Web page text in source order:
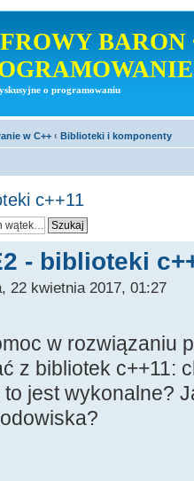
BARON
o programowaniu
w C++ ‹ Biblioteki i komponenty
c++11
- biblioteki
22 kwietnia 2017, 01:27
w rozwiązaniu
z bibliotek c++11:
jest wykonalne?